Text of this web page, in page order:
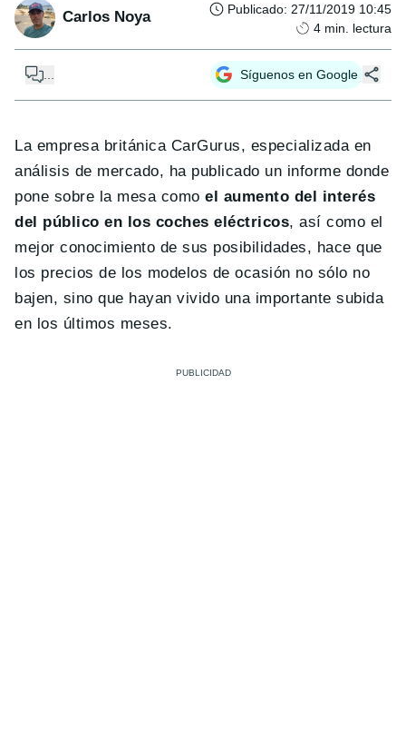
Carlos Noya Publicado: 27/11/2019 10:45
4 min. lectura
Síguenos en Google
La empresa británica CarGurus, especializada en
análisis de mercado, ha publicado un informe donde
pone sobre la mesa comoel aumento del interés
del público en los coches eléctricos, así como el
mejor conocimiento de sus posibilidades, hace que
los precios de los modelos de ocasión no sólo no
bajen, sino que hayan vivido una importante subida
en los últimos meses.